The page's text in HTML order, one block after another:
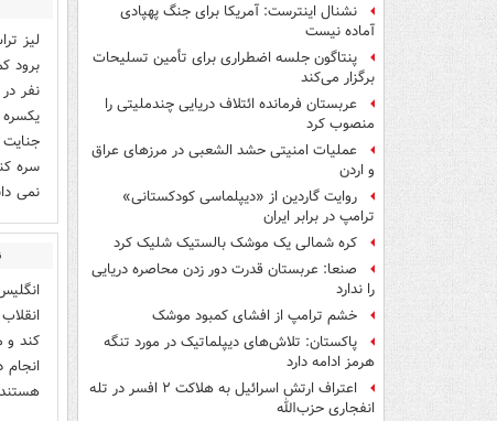
نشنال اینترست: آمریکا برای جنگ پهپادی
آماده نیست
پنتاگون جلسه اضطراری برای تأمین تسلیحات
برگزار می‌کند
عربستان فرمانده ائتلاف دریایی چندملیتی را
منصوب کرد
عملیات امنیتی حشد الشعبی در مرزهای عراق
و اردن
روایت گاردین از «دیپلماسی کودکستانی»
ترامپ در برابر ایران
کره شمالی یک موشک بالستیک شلیک کرد
صنعا: عربستان قدرت دور زدن محاصره دریایی
را ندارد
خشم ترامپ از افشای کمبود موشک
پاکستان: تلاش‌های دیپلماتیک در مورد تنگه
هرمز ادامه دارد
اعتراف ارتش اسرائیل به هلاکت ۲ افسر در تله
انفجاری حزب‌الله
لیز
برود
نفر
سره
نمی
کند و